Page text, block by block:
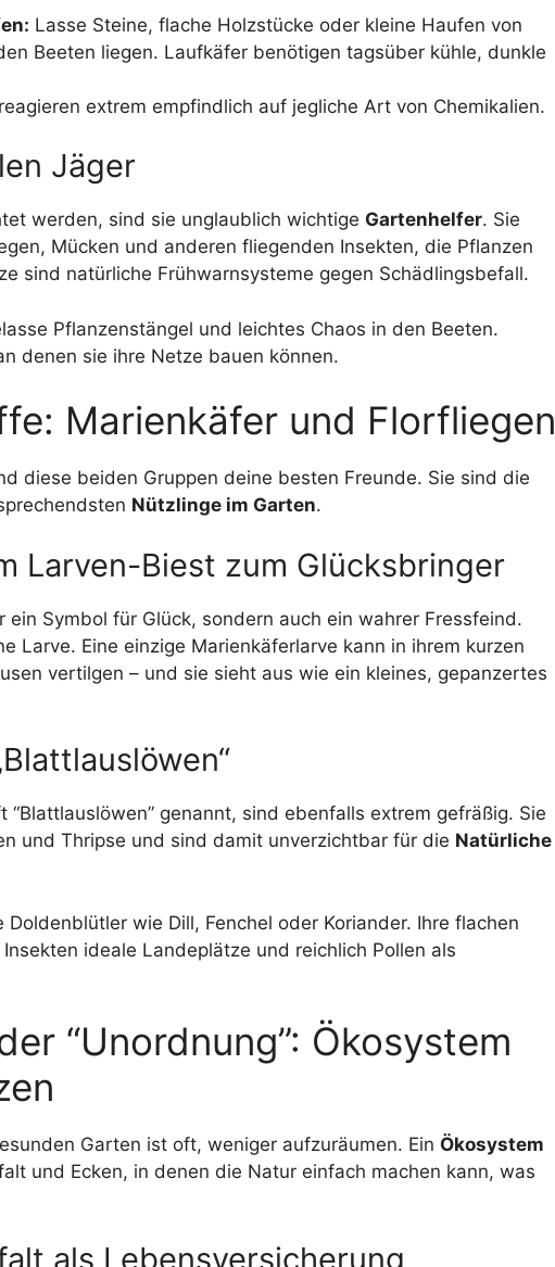
Lasse Steine, flache Holzstücke oder kleine Haufen von
Beeten liegen. Laufkäfer benötigen tagsüber kühle, dunkle
extrem empfindlich auf jegliche Art von Chemikalien.
Jäger
werden, sind sie unglaublich wichtige Gartenhelfer. Sie
Mücken und anderen fliegenden Insekten, die Pflanzen
sind natürliche Frühwarnsysteme gegen Schädlingsbefall.
Pflanzenstängel und leichtes Chaos in den Beeten.
denen sie ihre Netze bauen können.
Marienkäfer und Florfliegen
diese beiden Gruppen deine besten Freunde. Sie sind die
Nützlinge im Garten.
Larven-Biest zum Glücksbringer
ein Symbol für Glück, sondern auch ein wahrer Fressfeind.
Larve. Eine einzige Marienkäferlarve kann in ihrem kurzen
vertilgen – und sie sieht aus wie ein kleines, gepanzertes
“Blattlauslöwen” genannt, sind ebenfalls extrem gefräßig. Sie
und Thripse und sind damit unverzichtbar für die Natürliche
Doldenblütler wie Dill, Fenchel oder Koriander. Ihre flachen
ideale Landeplätze und reichlich Pollen als
“Unordnung”: Ökosystem
Garten ist oft, weniger aufzuräumen. Ein Ökosystem
und Ecken, in denen die Natur einfach machen kann, was
als Lebensversicherung